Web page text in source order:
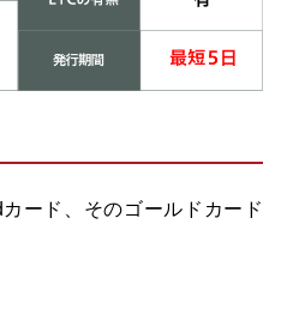
ード、そのゴールドカード